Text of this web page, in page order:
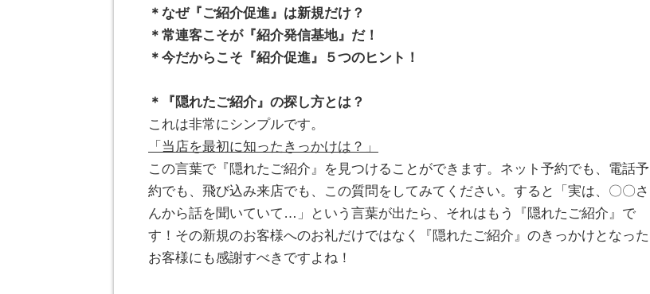
＊なぜ『ご紹介促進』は新規だけ？
＊常連客こそが『紹介発信基地』だ！
＊今だからこそ『紹介促進』５つのヒント！
＊『隠れたご紹介』の探し方とは？
これは非常にシンプルです。
「当店を最初に知ったきっかけは？」
この言葉で『隠れたご紹介』を見つけることができます。ネット予約でも、電話予
約でも、飛び込み来店でも、この質問をしてみてください。すると「実は、〇〇さ
んから話を聞いていて…」という言葉が出たら、それはもう『隠れたご紹介』で
す！その新規のお客様へのお礼だけではなく『隠れたご紹介』のきっかけとなった
お客様にも感謝すべきですよね！